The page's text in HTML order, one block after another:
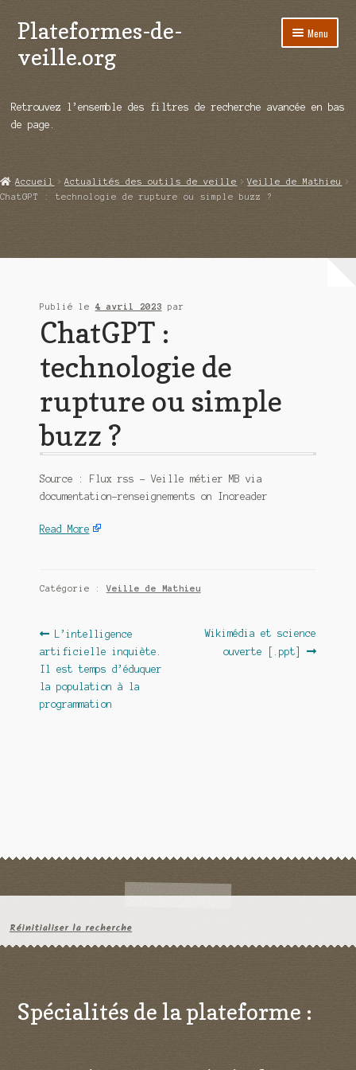
Aller
à
la
Aller
au
contenu
Plateformes-de-
veille.org
Menu
Répertoire d’ouitils
Démos vidéos
Retrouvez l’ensemble des filtres de recherche avancée en bas
de page.
Accueil Actualités des outils de veille
Veille de Mathieu
ChatGPT : technologie de rupture ou simple buzz ?
Publié le 4 avril 2023 par
ChatGPT :
technologie de
rupture ou simple
buzz ?
Source : Flux rss – Veille métier MB via
documentation-renseignements on Inoreader
Read More
Catégorie :Veille de Mathieu
Navigation
de
l’article
Article
précédent :
L’intelligence
artificielle inquiète.
Il est temps d’éduquer
la population à la
programmation
Article
suivant :
Wikimédia et science
ouverte [.ppt]
Réinitialiser la recherche
Spécialités de la plateforme :